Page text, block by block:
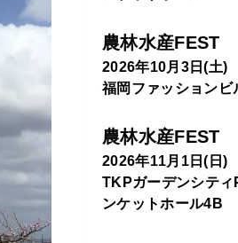
農林水産FEST
2026年10月3日(土)
福岡ファッションビ
農林水産FEST
2026年11月1日(日)
TKPガーデンシテ
ンケットホール4B